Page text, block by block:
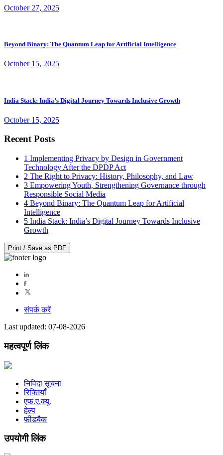
October 27, 2025
Beyond Binary: The Quantum Leap for Artificial Intelligence
October 15, 2025
India Stack: India’s Digital Journey Towards Inclusive Growth
October 15, 2025
Recent Posts
1 Implementing Privacy by Design in Government
Technology After the DPDP Act
2 The Right to Privacy: History, Philosophy, and Law
3 Empowering Youth, Strengthening Governance through
Responsible Social Media
4 Beyond Binary: The Quantum Leap for Artificial
Intelligence
5 India Stack: India’s Digital Journey Towards Inclusive
Growth
Print / Save as PDF
संपर्क करें
Last updated: 07-08-2026
महत्वपूर्ण लिंक
निविदा सूचना
रिक्तियाँ
एफ.ए.क्यू.
हेल्प
फीडबैक
उपयोगी लिंक